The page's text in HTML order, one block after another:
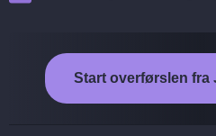
Start overførslen fra